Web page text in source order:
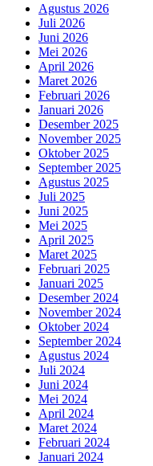
Agustus 2026
Juli 2026
Juni 2026
Mei 2026
April 2026
Maret 2026
Februari 2026
Januari 2026
Desember 2025
November 2025
Oktober 2025
September 2025
Agustus 2025
Juli 2025
Juni 2025
Mei 2025
April 2025
Maret 2025
Februari 2025
Januari 2025
Desember 2024
November 2024
Oktober 2024
September 2024
Agustus 2024
Juli 2024
Juni 2024
Mei 2024
April 2024
Maret 2024
Februari 2024
Januari 2024